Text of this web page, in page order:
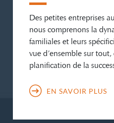
Des petites entreprises
nous comprenons la
familiales et leurs
vue d’ensemble sur
planification de la
EN SAVOIR PLUS